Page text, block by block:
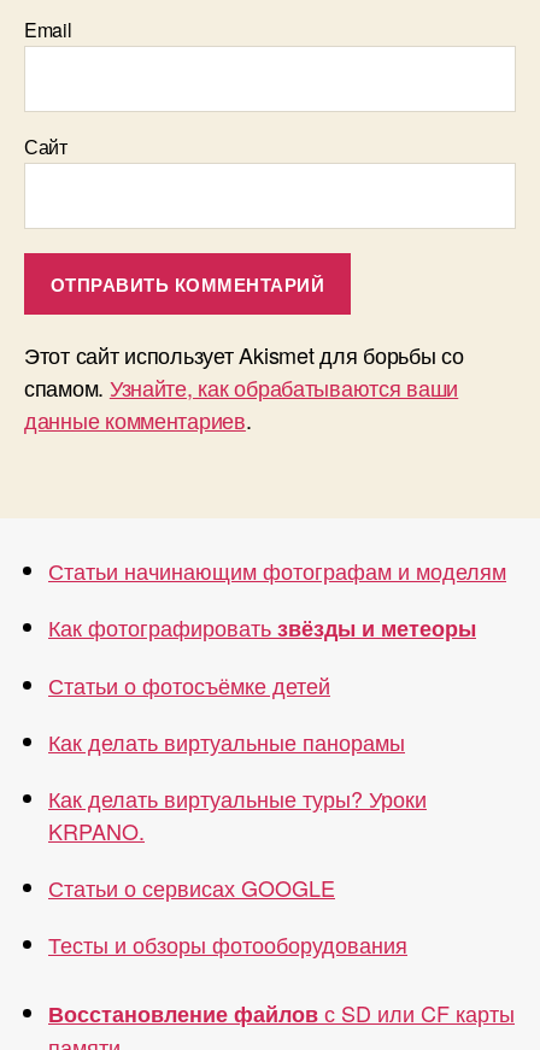
Email
Сайт
Этот сайт использует Akismet для борьбы со
спамом. Узнайте, как обрабатываются ваши
данные комментариев.
Статьи начинающим фотографам и моделям
Как фотографироватьзвёзды и метеоры
Статьи о фотосъёмке детей
Как делать виртуальные панорамы
Как делать виртуальные туры? Уроки
KRPANO.
Статьи о сервисах GOOGLE
Тесты и обзоры фотооборудования
Восстановление файловс SD или CF карты